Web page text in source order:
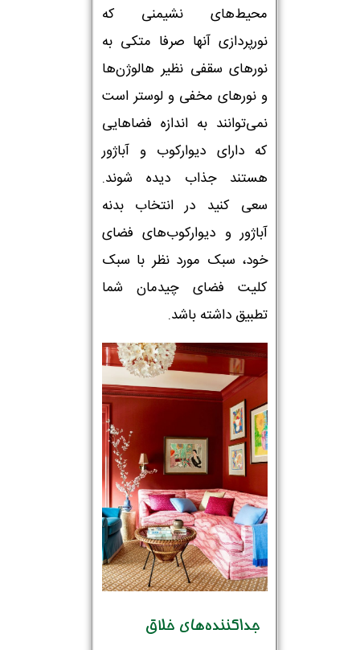
محیط‌های نشیمنی که
نورپردازی آنها صرفا متکی به
نورهای سقفی نظیر هالوژن‌ها
و نورهای مخفی و لوستر است
نمی‌توانند به اندازه فضاهایی
که دارای دیوارکوب و آباژور
هستند جذاب دیده شوند.
سعی کنید در انتخاب بدنه
آباژور و دیوارکوب‌های فضای
خود، سبک مورد نظر با سبک
کلیت فضای چیدمان شما
تطبیق داشته باشد.
جداکننده‌های خلاق